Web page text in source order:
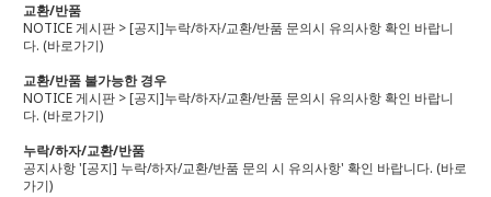
교환/반품
NOTICE 게시판 > [공지]누락/하자/교환/반품 문의시 유의사항 확인 바랍니
다. (바로가기)
교환/반품 불가능한 경우
NOTICE 게시판 > [공지]누락/하자/교환/반품 문의시 유의사항 확인 바랍니
다. (바로가기)
누락/하자/교환/반품
공지사항 '[공지] 누락/하자/교환/반품 문의 시 유의사항' 확인 바랍니다. (바로
가기)